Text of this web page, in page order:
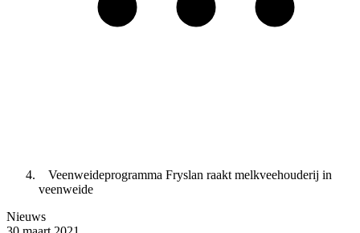
Veenweideprogramma Fryslan raakt melkveehouderij in
veenweide
Nieuws